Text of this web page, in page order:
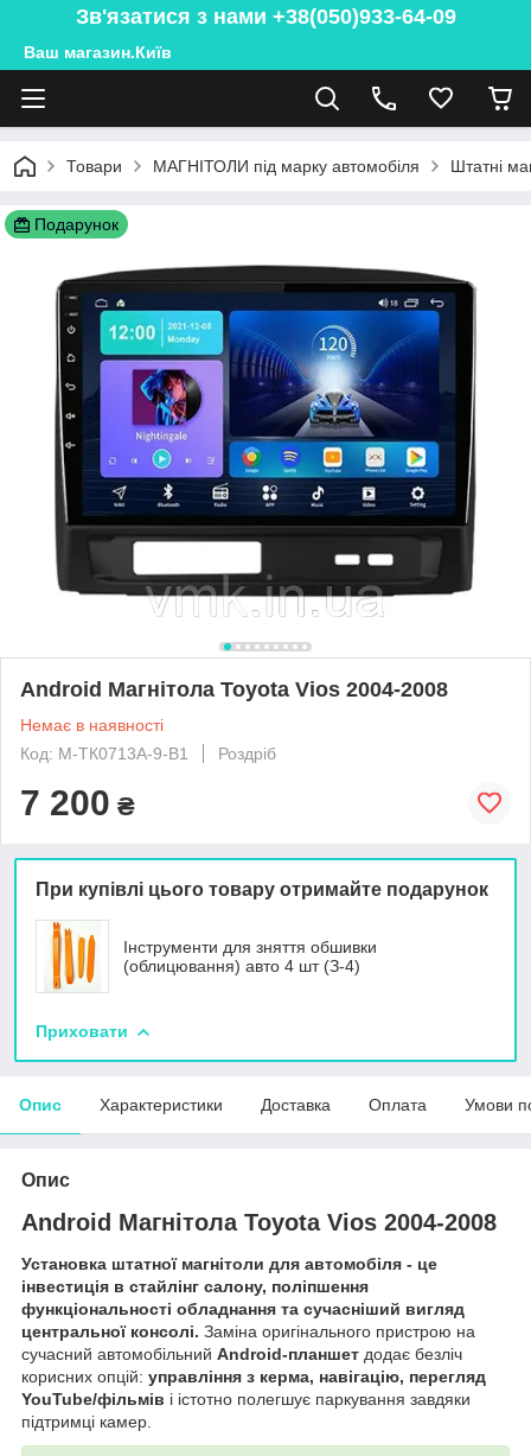
Зв'язатися з нами +38(050)933-64-09
Ваш магазин.Київ
Товари МАГНІТОЛИ під марку автомобіля Штатні
Подарунок
Android Магнітола Toyota Vios 2004-2008
Немає в наявності
Код: М-ТК0713А-9-В1
Роздріб
7 200 ₴
При купівлі цього товару отримайте подарунок
Інструменти для зняття обшивки
(облицювання) авто 4 шт (З-4)
Приховати
Опис Характеристики Доставка Оплата Умови
Опис
Android Магнітола Toyota Vios 2004-2008
Установка штатної магнітоли для автомобіля - це
інвестиція в стайлінг салону, поліпшення
функціональності обладнання та сучасніший вигляд
центральної консолі. Заміна оригінального пристрою на
сучасний автомобільний Android-планшет додає безліч
корисних опцій: управління з керма, навігацію, перегляд
YouTube/фільмів і істотно полегшує паркування завдяки
підтримці камер.